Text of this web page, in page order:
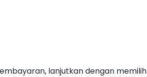
lanjutkan dengan memilih